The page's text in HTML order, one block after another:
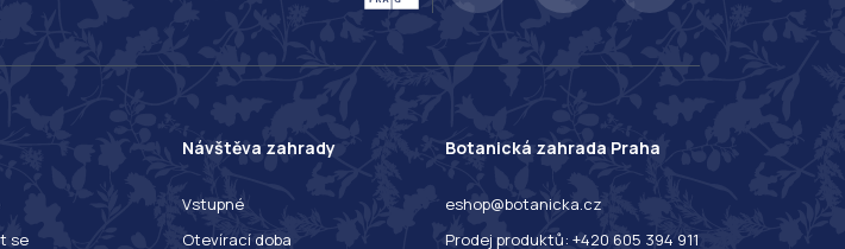
se
Návštěva zahrady
Vstupné
Otevírací doba
Botanická zahrada Praha
eshop@botanicka.cz
Prodej produktů: +420 605 394 911